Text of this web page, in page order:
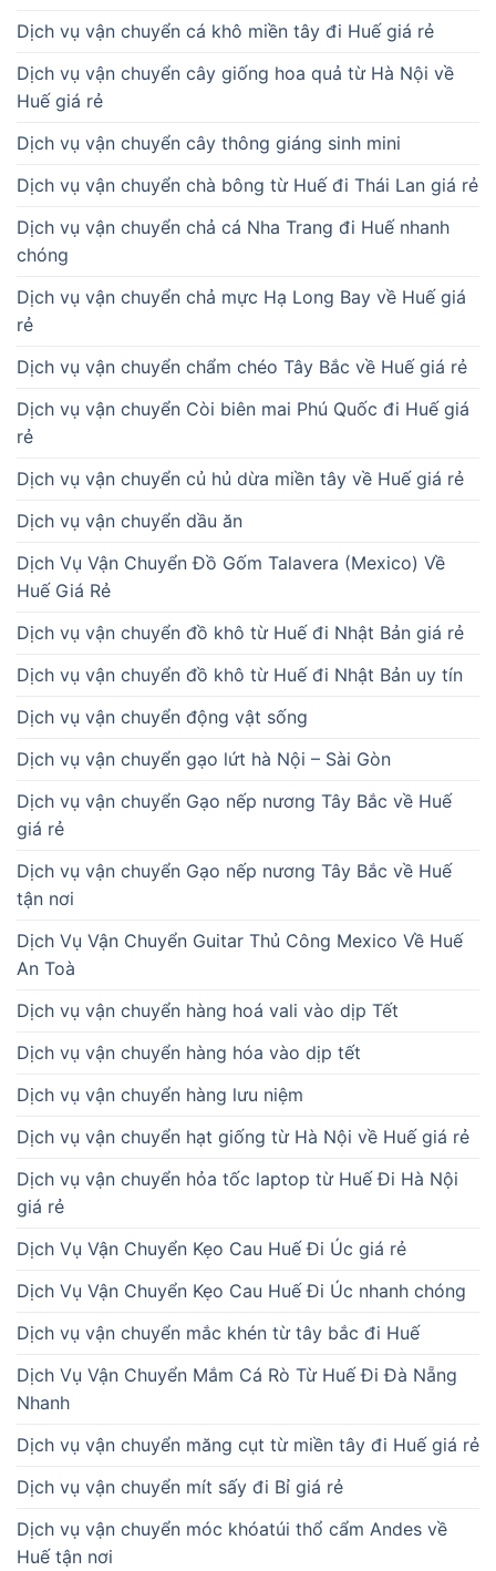
Dịch vụ vận chuyển cá khô miền tây đi Huế giá rẻ
Dịch vụ vận chuyển cây giống hoa quả từ Hà Nội về
Huế giá rẻ
Dịch vụ vận chuyển cây thông giáng sinh mini
Dịch vụ vận chuyển chà bông từ Huế đi Thái Lan giá rẻ
Dịch vụ vận chuyển chả cá Nha Trang đi Huế nhanh
chóng
Dịch vụ vận chuyển chả mực Hạ Long Bay về Huế giá
rẻ
Dịch vụ vận chuyển chẩm chéo Tây Bắc về Huế giá rẻ
Dịch vụ vận chuyển Còi biên mai Phú Quốc đi Huế giá
rẻ
Dịch vụ vận chuyển củ hủ dừa miền tây về Huế giá rẻ
Dịch vụ vận chuyển dầu ăn
Dịch Vụ Vận Chuyển Đồ Gốm Talavera (Mexico) Về
Huế Giá Rẻ
Dịch vụ vận chuyển đồ khô từ Huế đi Nhật Bản giá rẻ
Dịch vụ vận chuyển đồ khô từ Huế đi Nhật Bản uy tín
Dịch vụ vận chuyển động vật sống
Dịch vụ vận chuyển gạo lứt hà Nội – Sài Gòn
Dịch vụ vận chuyển Gạo nếp nương Tây Bắc về Huế
giá rẻ
Dịch vụ vận chuyển Gạo nếp nương Tây Bắc về Huế
tận nơi
Dịch Vụ Vận Chuyển Guitar Thủ Công Mexico Về Huế
An Toà
Dịch vụ vận chuyển hàng hoá vali vào dịp Tết
Dịch vụ vận chuyển hàng hóa vào dịp tết
Dịch vụ vận chuyển hàng lưu niệm
Dịch vụ vận chuyển hạt giống từ Hà Nội về Huế giá rẻ
Dịch vụ vận chuyển hỏa tốc laptop từ Huế Đi Hà Nội
giá rẻ
Dịch Vụ Vận Chuyển Kẹo Cau Huế Đi Úc giá rẻ
Dịch Vụ Vận Chuyển Kẹo Cau Huế Đi Úc nhanh chóng
Dịch vụ vận chuyển mắc khén từ tây bắc đi Huế
Dịch Vụ Vận Chuyển Mắm Cá Rò Từ Huế Đi Đà Nẵng
Nhanh
Dịch vụ vận chuyển măng cụt từ miền tây đi Huế giá rẻ
Dịch vụ vận chuyển mít sấy đi Bỉ giá rẻ
Dịch vụ vận chuyển móc khóatúi thổ cẩm Andes về
Huế tận nơi